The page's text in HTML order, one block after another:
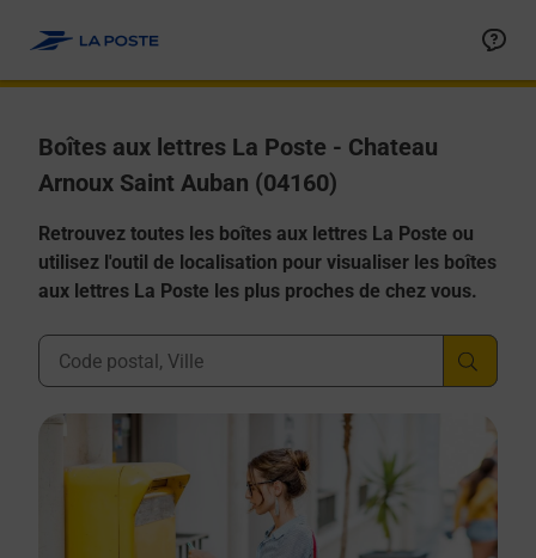
Boîtes aux lettres La Poste - Chateau
Arnoux Saint Auban (04160)
Retrouvez toutes les boîtes aux lettres La Poste ou
utilisez l'outil de localisation pour visualiser les boîtes
aux lettres La Poste les plus proches de chez vous.
Ville, Département, Code Postal